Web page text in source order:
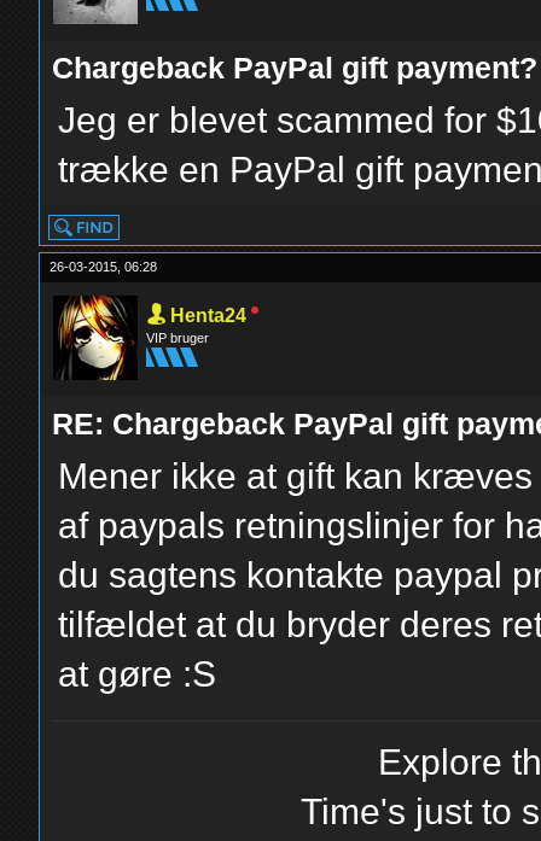
Chargeback PayPal gift
Jeg er blevet scammed for
trække en PayPal gift
26-03-2015, 06:28
Henta24
VIP bruger
RE: Chargeback PayPal gift
Mener ikke at gift kan
af paypals retningslinjer for
du sagtens kontakte paypal
tilfældet at du bryder deres
at gøre :S
Explore
Time's just to